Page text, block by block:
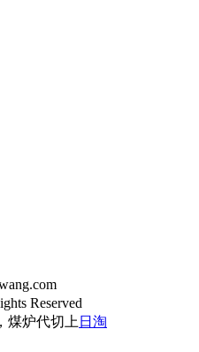
Reserved
煤炉代切上 日淘